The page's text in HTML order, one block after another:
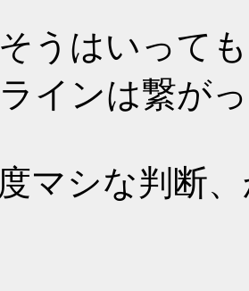
うはいっても
インは繋が
マシな判断